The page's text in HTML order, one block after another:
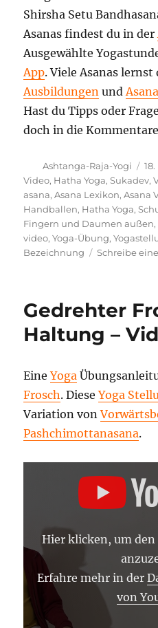
Shirsha Setu
Asanas findest du in der
Ausgewählte
App. Viele Asanas
Ausbildungen und
Hast du Tipps oder
doch in die
Autor
Ashtanga-Raja-Yogi
Video, Hatha Yoga,Sukadev,
asana,Asana Lexikon,Asana
Handballen, Hatha Yoga,
Fingern und Daumen außen,
video,Yoga-Übung,
Bezeichnung
Schreibe
Gedrehter
Haltung –
EineYoga
Frosch. DieseYoga
Variation von
Pashchimottanasana.
VON
YOUTUBE
ANZEIGEN
Hier klicken, um
Erfahre mehr in der
von